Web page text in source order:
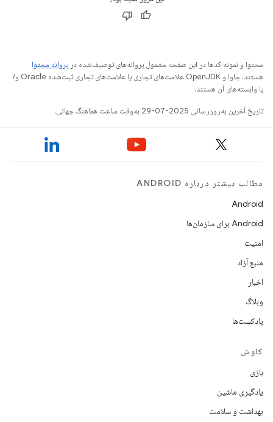
محتوا و نمونه کدها در این صفحه مشمول پروانه‌های توصیف‌شده در پروانه محتوا
هستند. جاوا و OpenJDK علامت‌های تجاری یا علامت‌های تجاری ثبت‌شده Oracle و/
یا وابسته‌های آن هستند.
تاریخ آخرین به‌روزرسانی 2025-07-29 به‌وقت ساعت هماهنگ جهانی.
مطالب بیشتر درباره ANDROID
Android
Android برای سازمان‌ها
امنیت
منبع آزاد
اخبار
وبلاگ
پادکست‌ها
کاوش
بازی
یادگیری ماشین
بهداشت و سلامت